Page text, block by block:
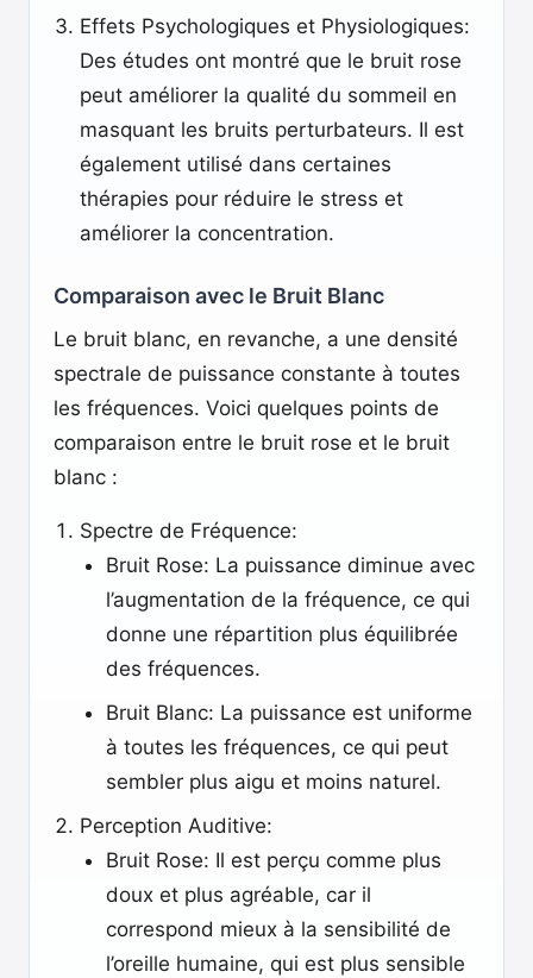
Effets Psychologiques et Physiologiques:
Des études ont montré que le bruit rose
peut améliorer la qualité du sommeil en
masquant les bruits perturbateurs. Il est
également utilisé dans certaines
thérapies pour réduire le stress et
améliorer la concentration.
Comparaison avec le Bruit Blanc
Le bruit blanc, en revanche, a une densité
spectrale de puissance constante à toutes
les fréquences. Voici quelques points de
comparaison entre le bruit rose et le bruit
blanc :
Spectre de Fréquence:
Bruit Rose: La puissance diminue avec
l’augmentation de la fréquence, ce qui
donne une répartition plus équilibrée
des fréquences.
Bruit Blanc: La puissance est uniforme
à toutes les fréquences, ce qui peut
sembler plus aigu et moins naturel.
Perception Auditive:
Bruit Rose: Il est perçu comme plus
doux et plus agréable, car il
correspond mieux à la sensibilité de
l’oreille humaine, qui est plus sensible